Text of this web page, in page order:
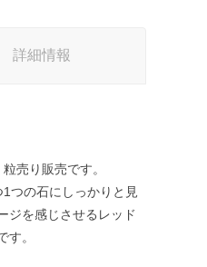
詳細情報
売り販売です。
つの石にしっかりと見
ジを感じさせるレッド
。